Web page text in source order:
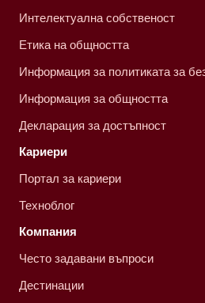
Интелектуална собственост
Етика на общността
Информация за политиката за
Информация за общността
Декларация за достъпност
Кариери
Портал за кариери
Техноблог
Компания
Често задавани въпроси
Дестинации